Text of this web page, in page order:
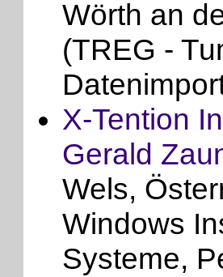
Wörth an
(TREG -
X-Tention
Gerald
Wels,
Windows
Systeme,